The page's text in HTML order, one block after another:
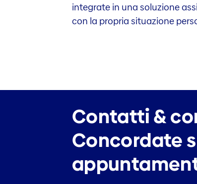
integrate in una soluzione
con la propria situazione
Contatti &
Concordate